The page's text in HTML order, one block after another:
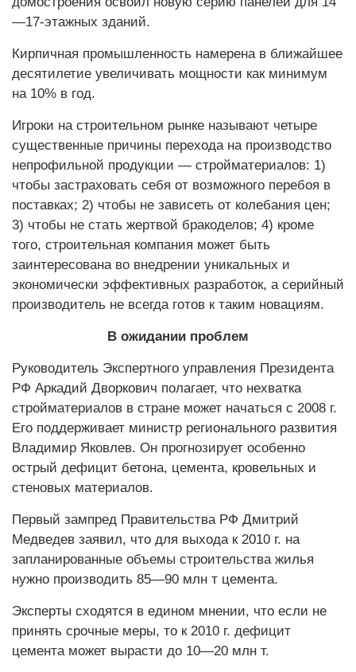
—17-этажных зданий.
Кирпичная промышленность намерена в ближайшее
десятилетие увеличивать мощности как минимум
на 10% в год.
Игроки на строительном рынке называют четыре
существенные причины перехода на производство
непрофильной продукции — стройматериалов: 1)
чтобы застраховать себя от возможного перебоя в
поставках; 2) чтобы не зависеть от колебания цен;
3) чтобы не стать жертвой бракоделов; 4) кроме
того, строительная компания может быть
заинтересована во внедрении уникальных и
экономически эффективных разработок, а серийный
производитель не всегда готов к таким новациям.
В ожидании проблем
Руководитель Экспертного управления Президента
РФ Аркадий Дворкович полагает, что нехватка
стройматериалов в стране может начаться с 2008 г.
Его поддерживает министр регионального развития
Владимир Яковлев. Он прогнозирует особенно
острый дефицит бетона, цемента, кровельных и
стеновых материалов.
Первый зампред Правительства РФ Дмитрий
Медведев заявил, что для выхода к 2010 г. на
запланированные объемы строительства жилья
нужно производить 85—90 млн т цемента.
Эксперты сходятся в едином мнении, что если не
принять срочные меры, то к 2010 г. дефицит
цемента может вырасти до 10—20 млн т.